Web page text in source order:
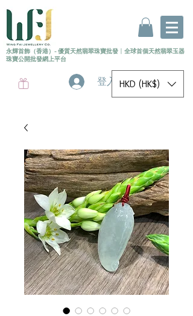
永輝首飾（香港）- 優質天然翡翠珠寶批發 〡 全球首個天然翡翠玉器
珠寶公開批發網上平台
登入 HKD (HK$)